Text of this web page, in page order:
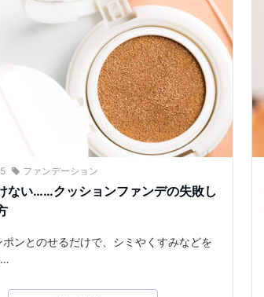
ファンデーション
ない……クッションファンデの失敗し
ンとのせるだけで、シミやくすみなどを
…